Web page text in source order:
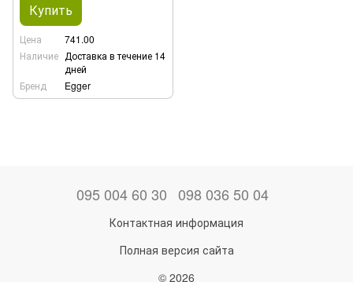
Купить
Цена
741.00
Наличие Доставка в течение 14
дней
Бренд
Egger
095 004 60 30 098 036 50 04
Контактная информация
Полная версия сайта
© 2026